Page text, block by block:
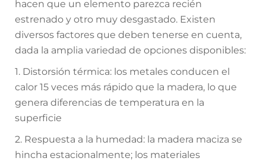
hacen que un elemento parezca recién
estrenado y otro muy desgastado. Existen
diversos factores que deben tenerse en cuenta,
dada la amplia variedad de opciones disponibles:
1. Distorsión térmica: los metales conducen el
calor 15 veces más rápido que la madera, lo que
genera diferencias de temperatura en la
superficie
2. Respuesta a la humedad: la madera maciza se
hincha estacionalmente; los materiales